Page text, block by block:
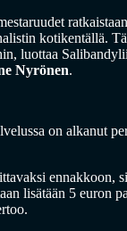
kotikentällä.
luottaa
Nyrönen.
on alkanut
ennakkoon,
lisätään 5 euron